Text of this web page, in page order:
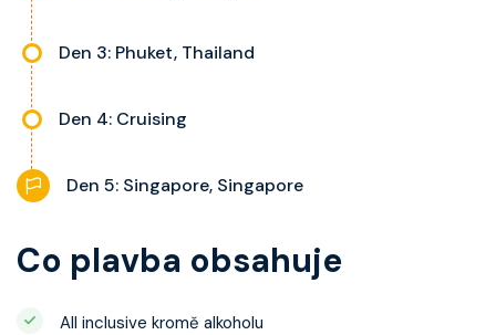
Den 3: Phuket, Thailand
Den 4: Cruising
Den 5: Singapore, Singapore
Co plavba obsahuje
All inclusive kromě alkoholu